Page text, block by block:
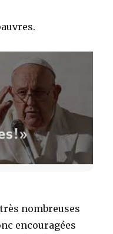
nombreuses
encouragées